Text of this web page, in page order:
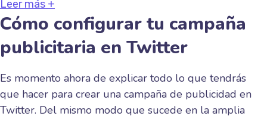
Leer más +
Cómo configurar tu campaña
publicitaria en Twitter
Es momento ahora de explicar todo lo que tendrás
que hacer para crear una campaña de publicidad en
Twitter. Del mismo modo que sucede en la amplia